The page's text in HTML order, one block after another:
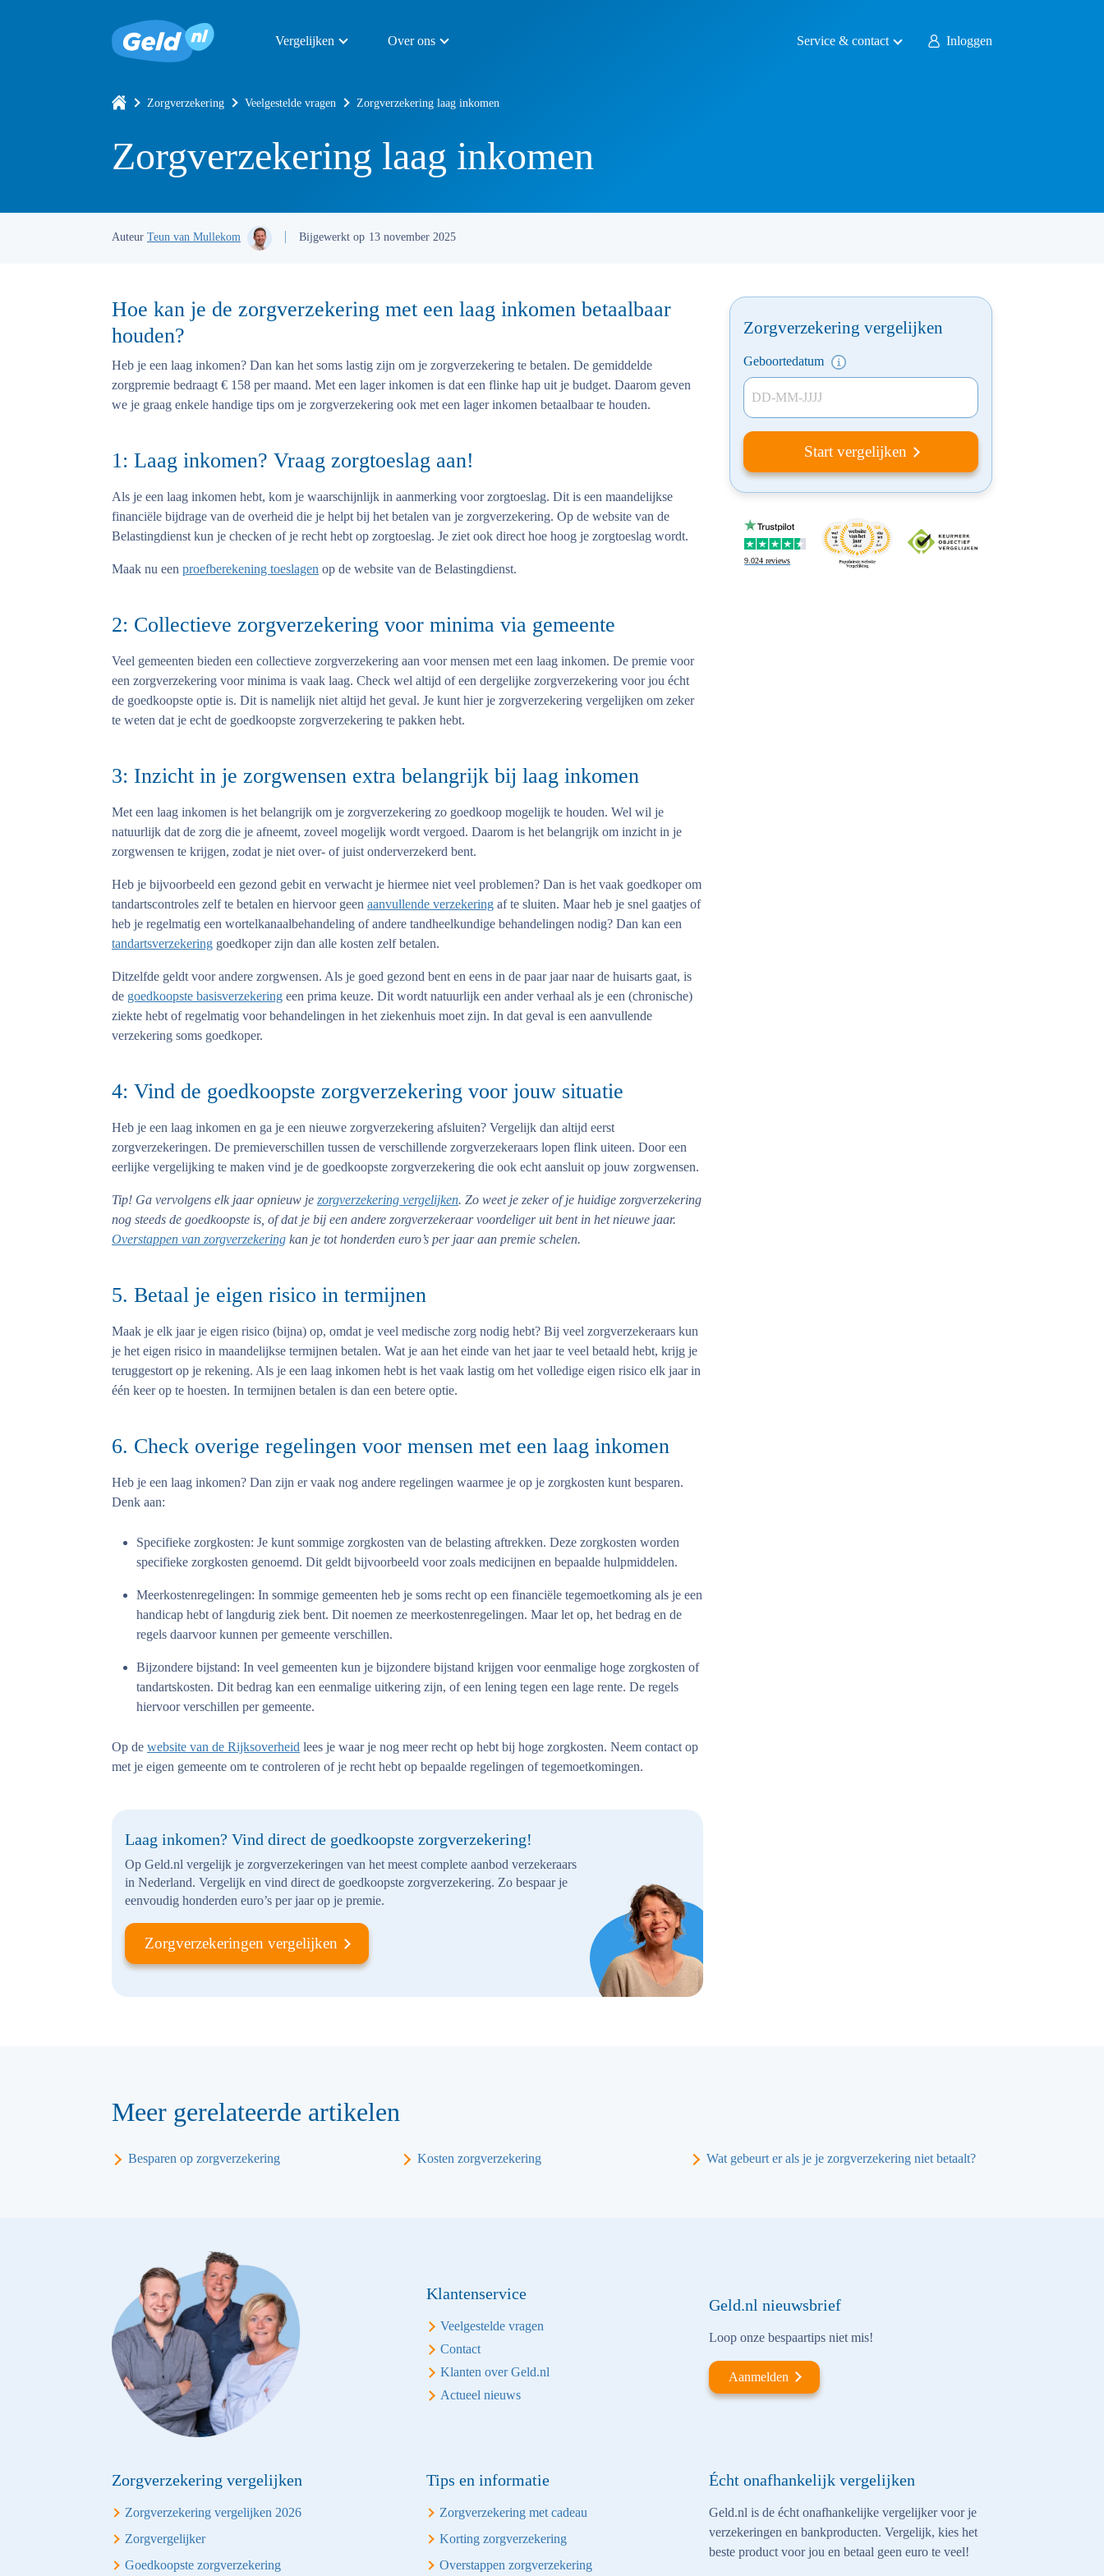
Vergelijken Over ons Service & contact Inloggen
Zorgverzekering Veelgestelde vragen Zorgverzekering laag inkomen
Zorgverzekering laag inkomen
Auteur Teun van Mullekom Bijgewerkt op 13 november 2025
Hoe kan je de zorgverzekering met een laag inkomen betaalbaar
houden?
Heb je een laag inkomen? Dan kan het soms lastig zijn om je zorgverzekering te betalen. De gemiddelde
zorgpremie bedraagt € 158 per maand. Met een lager inkomen is dat een flinke hap uit je budget. Daarom geven
we je graag enkele handige tips om je zorgverzekering ook met een lager inkomen betaalbaar te houden.
1: Laag inkomen? Vraag zorgtoeslag aan!
Als je een laag inkomen hebt, kom je waarschijnlijk in aanmerking voor zorgtoeslag. Dit is een maandelijkse
financiële bijdrage van de overheid die je helpt bij het betalen van je zorgverzekering. Op de website van de
Belastingdienst kun je checken of je recht hebt op zorgtoeslag. Je ziet ook direct hoe hoog je zorgtoeslag wordt.
Maak nu een proefberekening toeslagen op de website van de Belastingdienst.
2: Collectieve zorgverzekering voor minima via gemeente
Veel gemeenten bieden een collectieve zorgverzekering aan voor mensen met een laag inkomen. De premie voor
een zorgverzekering voor minima is vaak laag. Check wel altijd of een dergelijke zorgverzekering voor jou écht
de goedkoopste optie is. Dit is namelijk niet altijd het geval. Je kunt hier je zorgverzekering vergelijken om zeker
te weten dat je echt de goedkoopste zorgverzekering te pakken hebt.
3: Inzicht in je zorgwensen extra belangrijk bij laag inkomen
Met een laag inkomen is het belangrijk om je zorgverzekering zo goedkoop mogelijk te houden. Wel wil je
natuurlijk dat de zorg die je afneemt, zoveel mogelijk wordt vergoed. Daarom is het belangrijk om inzicht in je
zorgwensen te krijgen, zodat je niet over- of juist onderverzekerd bent.
Heb je bijvoorbeeld een gezond gebit en verwacht je hiermee niet veel problemen? Dan is het vaak goedkoper om
tandartscontroles zelf te betalen en hiervoor geen aanvullende verzekering af te sluiten. Maar heb je snel gaatjes of
heb je regelmatig een wortelkanaalbehandeling of andere tandheelkundige behandelingen nodig? Dan kan een
tandartsverzekering goedkoper zijn dan alle kosten zelf betalen.
Ditzelfde geldt voor andere zorgwensen. Als je goed gezond bent en eens in de paar jaar naar de huisarts gaat, is
de goedkoopste basisverzekering een prima keuze. Dit wordt natuurlijk een ander verhaal als je een (chronische)
ziekte hebt of regelmatig voor behandelingen in het ziekenhuis moet zijn. In dat geval is een aanvullende
verzekering soms goedkoper.
4: Vind de goedkoopste zorgverzekering voor jouw situatie
Heb je een laag inkomen en ga je een nieuwe zorgverzekering afsluiten? Vergelijk dan altijd eerst
zorgverzekeringen. De premieverschillen tussen de verschillende zorgverzekeraars lopen flink uiteen. Door een
eerlijke vergelijking te maken vind je de goedkoopste zorgverzekering die ook echt aansluit op jouw zorgwensen.
Tip! Ga vervolgens elk jaar opnieuw je zorgverzekering vergelijken. Zo weet je zeker of je huidige zorgverzekering
nog steeds de goedkoopste is, of dat je bij een andere zorgverzekeraar voordeliger uit bent in het nieuwe jaar.
Overstappen van zorgverzekering kan je tot honderden euro’s per jaar aan premie schelen.
5. Betaal je eigen risico in termijnen
Maak je elk jaar je eigen risico (bijna) op, omdat je veel medische zorg nodig hebt? Bij veel zorgverzekeraars kun
je het eigen risico in maandelijkse termijnen betalen. Wat je aan het einde van het jaar te veel betaald hebt, krijg je
teruggestort op je rekening. Als je een laag inkomen hebt is het vaak lastig om het volledige eigen risico elk jaar in
één keer op te hoesten. In termijnen betalen is dan een betere optie.
6. Check overige regelingen voor mensen met een laag inkomen
Heb je een laag inkomen? Dan zijn er vaak nog andere regelingen waarmee je op je zorgkosten kunt besparen.
Denk aan:
Specifieke zorgkosten: Je kunt sommige zorgkosten van de belasting aftrekken. Deze zorgkosten worden
specifieke zorgkosten genoemd. Dit geldt bijvoorbeeld voor zoals medicijnen en bepaalde hulpmiddelen.
Meerkostenregelingen: In sommige gemeenten heb je soms recht op een financiële tegemoetkoming als je een
handicap hebt of langdurig ziek bent. Dit noemen ze meerkostenregelingen. Maar let op, het bedrag en de
regels daarvoor kunnen per gemeente verschillen.
Bijzondere bijstand: In veel gemeenten kun je bijzondere bijstand krijgen voor eenmalige hoge zorgkosten of
tandartskosten. Dit bedrag kan een eenmalige uitkering zijn, of een lening tegen een lage rente. De regels
hiervoor verschillen per gemeente.
Op de website van de Rijksoverheid lees je waar je nog meer recht op hebt bij hoge zorgkosten. Neem contact op
met je eigen gemeente om te controleren of je recht hebt op bepaalde regelingen of tegemoetkomingen.
Laag inkomen? Vind direct de goedkoopste zorgverzekering!
Op Geld.nl vergelijk je zorgverzekeringen van het meest complete aanbod verzekeraars
in Nederland. Vergelijk en vind direct de goedkoopste zorgverzekering. Zo bespaar je
eenvoudig honderden euro’s per jaar op je premie.
Zorgverzekeringen vergelijken
Zorgverzekering vergelijken
Geboortedatum
DD-MM-JJJJ
Start vergelijken
9.024 reviews
Meer gerelateerde artikelen
Besparen op zorgverzekering Kosten zorgverzekering Wat gebeurt er als je je zorgverzekering niet betaalt?
Klantenservice
Veelgestelde vragen
Contact
Klanten over Geld.nl
Actueel nieuws
Geld.nl nieuwsbrief
Loop onze bespaartips niet mis!
Aanmelden
Zorgverzekering vergelijken
Zorgverzekering vergelijken 2026
Zorgvergelijker
Goedkoopste zorgverzekering
Tips en informatie
Zorgverzekering met cadeau
Korting zorgverzekering
Overstappen zorgverzekering
Écht onafhankelijk vergelijken
Geld.nl is de écht onafhankelijke vergelijker voor je
verzekeringen en bankproducten. Vergelijk, kies het
beste product voor jou en betaal geen euro te veel!